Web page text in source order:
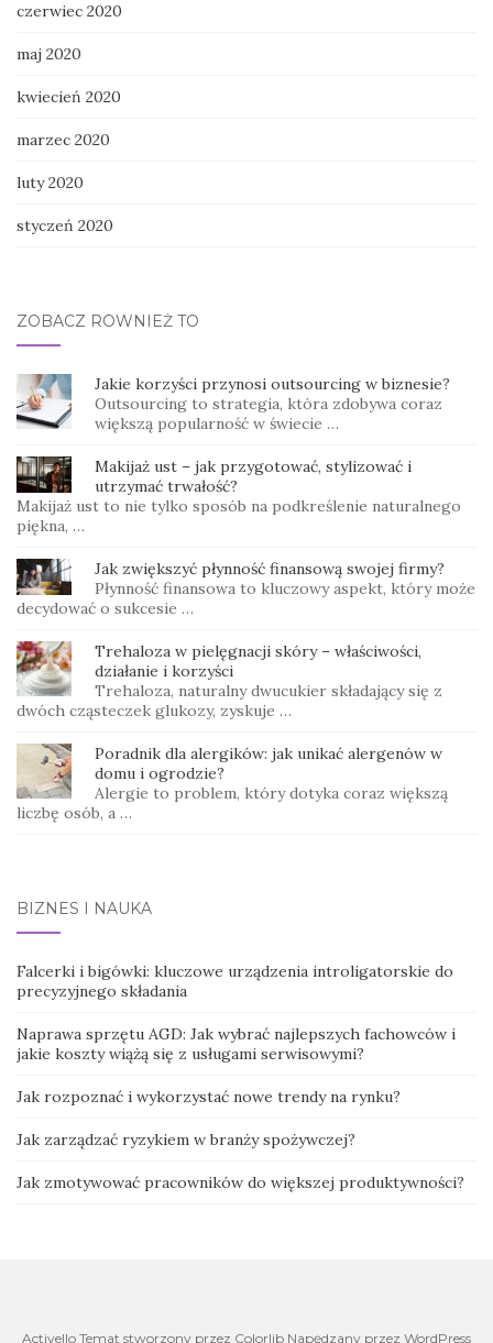
czerwiec 2020
maj 2020
kwiecień 2020
marzec 2020
luty 2020
styczeń 2020
ZOBACZ RÓWNIEŻ TO
Jakie korzyści przynosi outsourcing w biznesie?
Outsourcing to strategia, która zdobywa coraz
większą popularność w świecie …
Makijaż ust – jak przygotować, stylizować i
utrzymać trwałość?
Makijaż ust to nie tylko sposób na podkreślenie naturalnego
piękna, …
Jak zwiększyć płynność finansową swojej firmy?
Płynność finansowa to kluczowy aspekt, który może
decydować o sukcesie …
Trehaloza w pielęgnacji skóry – właściwości,
działanie i korzyści
Trehaloza, naturalny dwucukier składający się z
dwóch cząsteczek glukozy, zyskuje …
Poradnik dla alergików: jak unikać alergenów w
domu i ogrodzie?
Alergie to problem, który dotyka coraz większą
liczbę osób, a …
BIZNES I NAUKA
Falcerki i bigówki: kluczowe urządzenia introligatorskie do
precyzyjnego składania
Naprawa sprzętu AGD: Jak wybrać najlepszych fachowców i
jakie koszty wiążą się z usługami serwisowymi?
Jak rozpoznać i wykorzystać nowe trendy na rynku?
Jak zarządzać ryzykiem w branży spożywczej?
Jak zmotywować pracowników do większej produktywności?
Activello Temat stworzony przez Colorlib Napędzany przez WordPress